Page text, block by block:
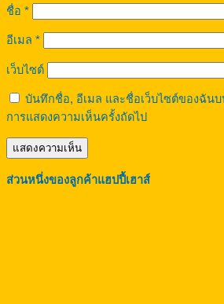
ชื่อ *
อีเมล *
เว็บไซต์
บันทึกชื่อ, อีเมล และชื่อเว็บไซต์ของฉันบ
การแสดงความเห็นครั้งถัดไป
ส่วนหนึ่งของลูกค้าแฮปปี้เฮาส์